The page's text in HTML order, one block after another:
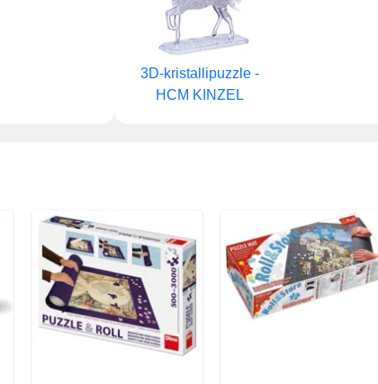
3D-kristallipuzzle -
HCM KINZEL